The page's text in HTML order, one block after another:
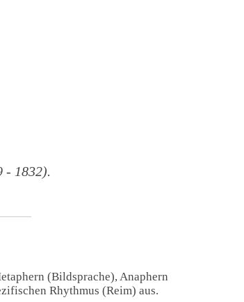
- 1832).
(Bildsprache), Anaphern
Rhythmus (Reim) aus.